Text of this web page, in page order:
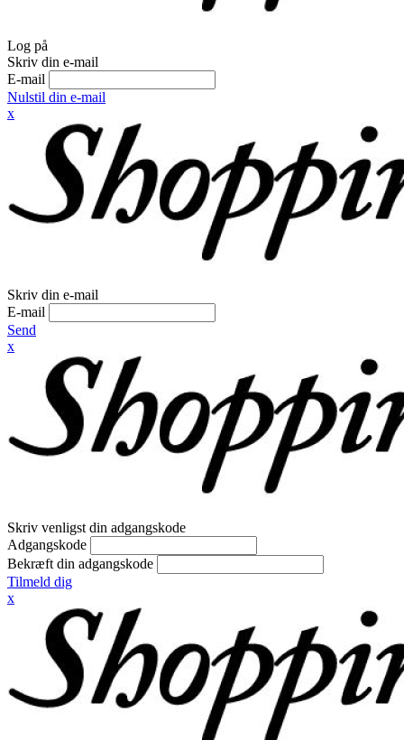
Log på
Skriv din e-mail
E-mail
Nulstil din e-mail
x
Skriv din e-mail
E-mail
Send
x
Skriv venligst din adgangskode
Adgangskode
Bekræft din adgangskode
Tilmeld dig
x